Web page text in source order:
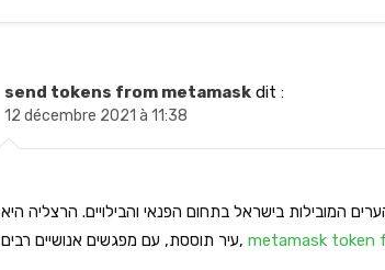
send tokens from metamask dit :
12 décembre 2021 à 11:38
המובילות בישראל בתחום הפנאי והבילויים. הרצליה היא
עיר תוססת, עם מפגשים אנושיים רבים, metamask token